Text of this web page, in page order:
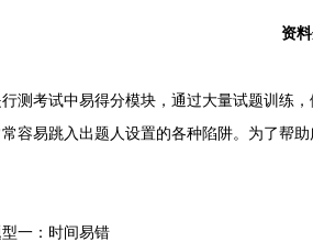
资
考试中易得分模块，通过大量试题训练，
容易跳入出题人设置的各种陷阱。为了帮
一：时间易错